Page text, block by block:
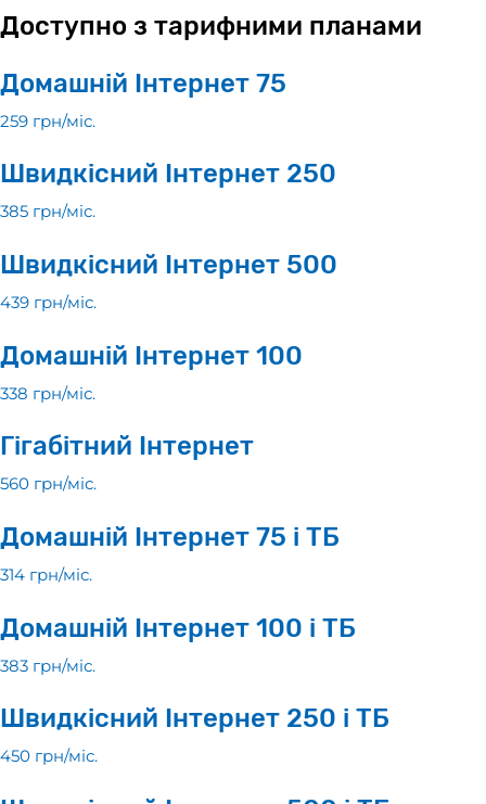
Доступно з тарифними планами
Домашній Інтернет 75
259 грн/мiс.
Швидкісний Інтернет 250
385 грн/мiс.
Швидкісний Інтернет 500
439 грн/мiс.
Домашній Інтернет 100
338 грн/мiс.
Гігабітний Інтернет
560 грн/мiс.
Домашній Інтернет 75 і ТБ
314 грн/мiс.
Домашній Інтернет 100 і ТБ
383 грн/мiс.
Швидкісний Інтернет 250 і ТБ
450 грн/мiс.